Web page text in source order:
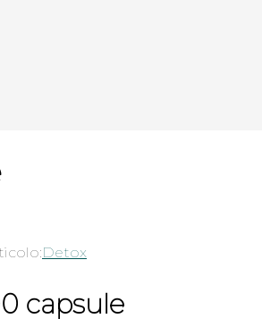
Detox
capsule